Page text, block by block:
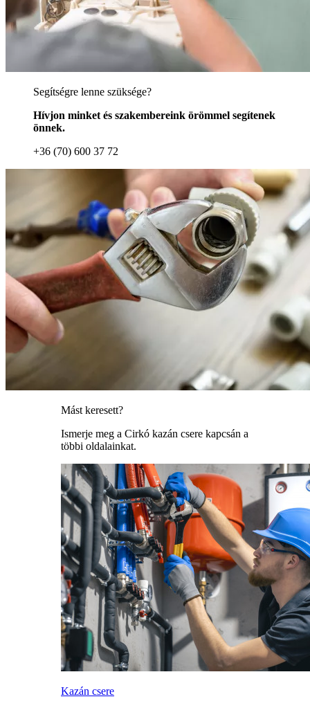
Segítségre lenne szüksége?
Hívjon minket és szakembereink örömmel segítenek
önnek.
+36 (70) 600 37 72
Mást keresett?
Ismerje meg a Cirkó kazán csere kapcsán a
többi oldalainkat.
Kazán csere